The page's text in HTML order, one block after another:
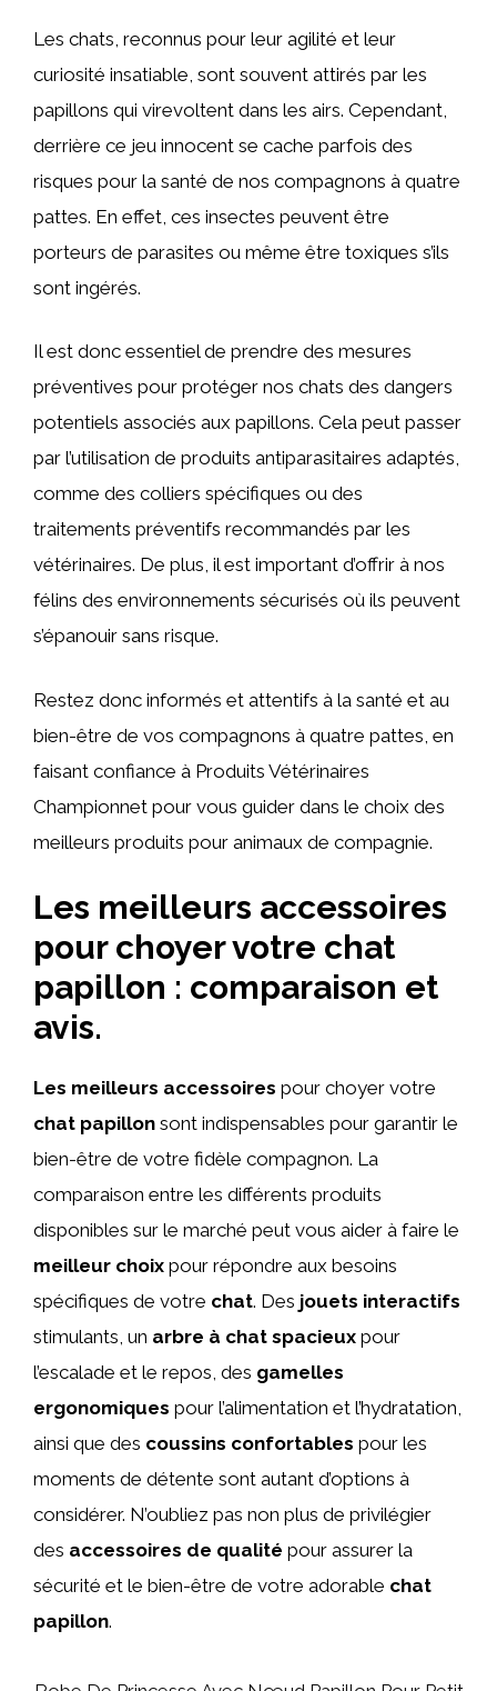
Les chats, reconnus pour leur agilité et leur
curiosité insatiable, sont souvent attirés par les
papillons qui virevoltent dans les airs. Cependant,
derrière ce jeu innocent se cache parfois des
risques pour la santé de nos compagnons à quatre
pattes. En effet, ces insectes peuvent être
porteurs de parasites ou même être toxiques s’ils
sont ingérés.
Il est donc essentiel de prendre des mesures
préventives pour protéger nos chats des dangers
potentiels associés aux papillons. Cela peut passer
par l’utilisation de produits antiparasitaires adaptés,
comme des colliers spécifiques ou des
traitements préventifs recommandés par les
vétérinaires. De plus, il est important d’offrir à nos
félins des environnements sécurisés où ils peuvent
s’épanouir sans risque.
Restez donc informés et attentifs à la santé et au
bien-être de vos compagnons à quatre pattes, en
faisant confiance à Produits Vétérinaires
Championnet pour vous guider dans le choix des
meilleurs produits pour animaux de compagnie.
Les meilleurs accessoires
pour choyer votre chat
papillon : comparaison et
avis.
Les meilleurs accessoires pour choyer votre
chat papillon sont indispensables pour garantir le
bien-être de votre fidèle compagnon. La
comparaison entre les différents produits
disponibles sur le marché peut vous aider à faire le
meilleur choix pour répondre aux besoins
spécifiques de votre chat. Des jouets interactifs
stimulants, un arbre à chat spacieux pour
l’escalade et le repos, des gamelles
ergonomiques pour l’alimentation et l’hydratation,
ainsi que des coussins confortables pour les
moments de détente sont autant d’options à
considérer. N’oubliez pas non plus de privilégier
des accessoires de qualité pour assurer la
sécurité et le bien-être de votre adorable chat
papillon.